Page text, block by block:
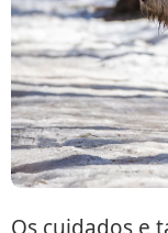
Os cuidados e